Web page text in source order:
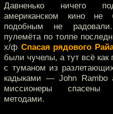
Давненько ничего
американском кино не
подобным не
пулемёта по толпе
х/ф Спасая рядового
были чучелы, а тут всё
с туманом из
кадыками — John Rambo
миссионеры спасены
методами.